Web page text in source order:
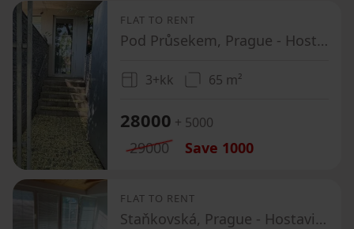
FLAT TO RENT
Pod Průsekem, Prague - Hostivař
3+kk 65 m²
28000 + 5000
29000 Save 1000
FLAT TO RENT
Staňkovská, Prague - Hostavice